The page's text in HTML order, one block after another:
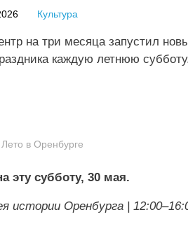
Культура
на три месяца запустил
каждую летнюю
Лето в Оренбурге
эту субботу, 30 мая.
истории Оренбурга |